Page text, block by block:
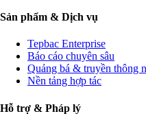
Sản phẩm & Dịch vụ
Tepbac Enterprise
Báo cáo chuyên sâu
Quảng bá & truyền thông
Nền tảng hợp tác
Hỗ trợ & Pháp lý